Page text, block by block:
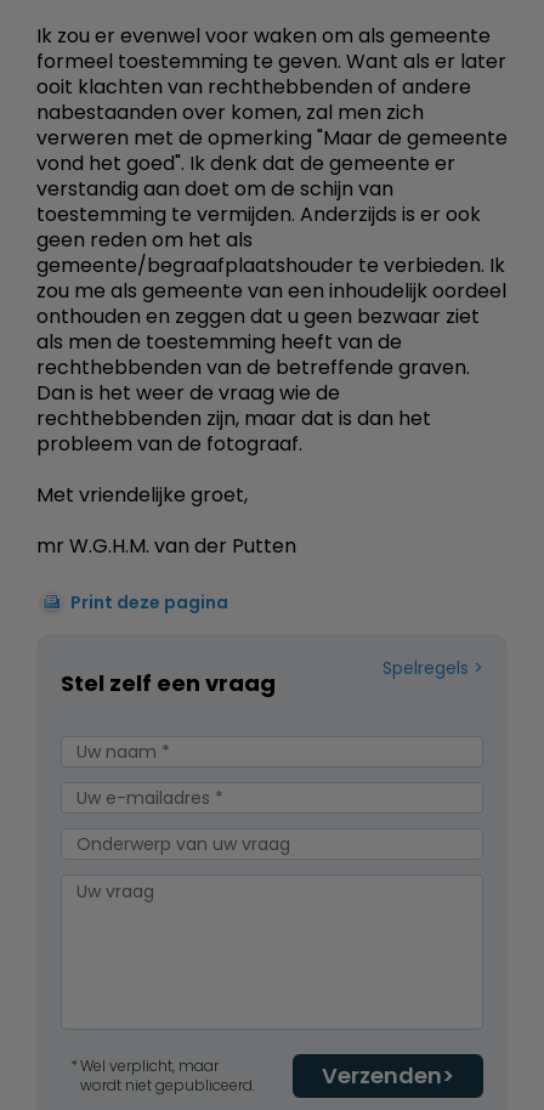
Ik zou er evenwel voor waken om als gemeente
formeel toestemming te geven. Want als er later
ooit klachten van rechthebbenden of andere
nabestaanden over komen, zal men zich
verweren met de opmerking "Maar de gemeente
vond het goed". Ik denk dat de gemeente er
verstandig aan doet om de schijn van
toestemming te vermijden. Anderzijds is er ook
geen reden om het als
gemeente/begraafplaatshouder te verbieden. Ik
zou me als gemeente van een inhoudelijk oordeel
onthouden en zeggen dat u geen bezwaar ziet
als men de toestemming heeft van de
rechthebbenden van de betreffende graven.
Dan is het weer de vraag wie de
rechthebbenden zijn, maar dat is dan het
probleem van de fotograaf.
Met vriendelijke groet,
mr W.G.H.M. van der Putten
Print deze pagina
Spelregels
Stel zelf een vraag
Verzenden
Wel verplicht, maar
wordt niet gepubliceerd.